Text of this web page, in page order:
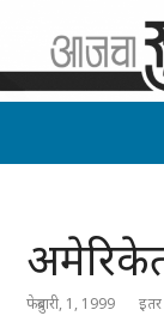
फेब्रुवारी, 1, 1999 इतर